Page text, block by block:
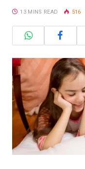
13 MINS READ 516